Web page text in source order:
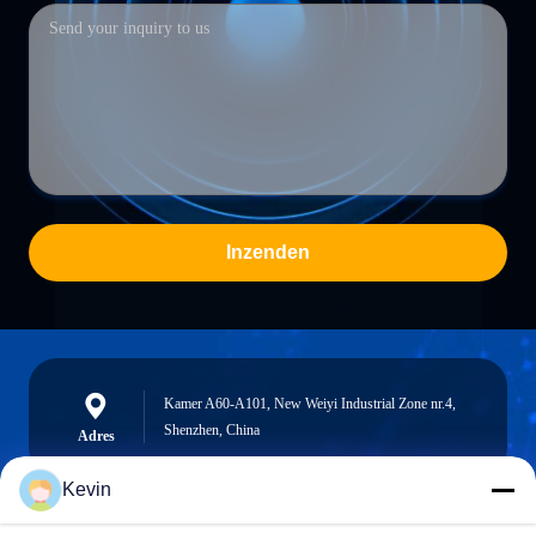
Inzenden
Adres
Kamer A60-A101, New Weiyi Industrial Zone nr.4,
Shenzhen, China
Kevin